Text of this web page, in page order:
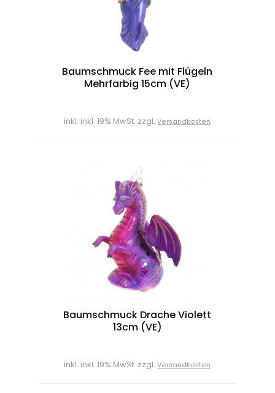
Baumschmuck Fee mit Flügeln
Mehrfarbig 15cm (VE)
inkl. inkl. 19% MwSt. zzgl.Versandkosten
Baumschmuck Drache Violett
13cm (VE)
inkl. inkl. 19% MwSt. zzgl.Versandkosten